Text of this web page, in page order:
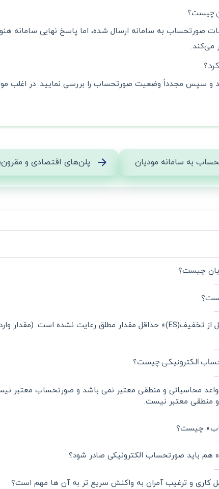
چیست؟
صورتحساب به سامانه ارسال شده، اما پاسخ نهایی
می‌کند.
سپس مجدداً وضعیت صورتحساب را بررسی نمایید. در اغلب
به سامانه مودیان پلن‌های اقتصادی و
الکترونیکی چیست؟
چیست؟
هم باید صورتحساب الکترونیکی صادر شود؟
کاری و ترغیب آمران به واکنش سریع تر به آن ها مهم است؟